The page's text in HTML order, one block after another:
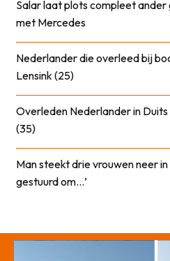
Salar laat plots compleet
met Mercedes
Nederlander die overleed bij
Lensink (25)
Overleden Nederlander in Duits
(35)
Man steekt drie vrouwen neer
gestuurd om…’